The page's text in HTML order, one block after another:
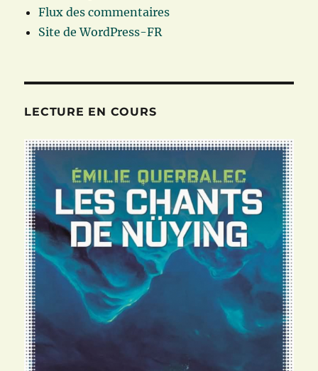
Flux des commentaires
Site de WordPress-FR
LECTURE EN COURS